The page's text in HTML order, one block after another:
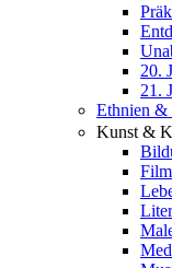
20.
21.
Ethnien &
Kunst &
Film